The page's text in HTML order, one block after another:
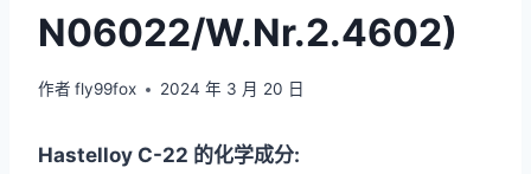
N06022/W.Nr.2.4602)
作者 fly99fox 2024 年 3 月 20 日
Hastelloy C-22 的化学成分: